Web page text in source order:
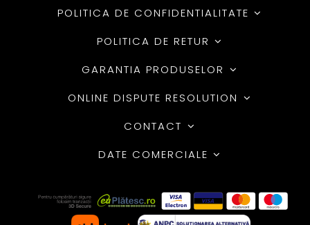
POLITICA DE CONFIDENTIALITATE
POLITICA DE RETUR
GARANTIA PRODUSELOR
ONLINE DISPUTE RESOLUTION
CONTACT
DATE COMERCIALE